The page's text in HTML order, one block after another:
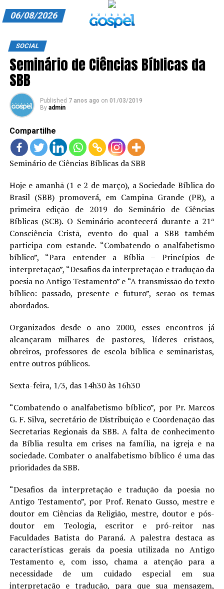
ANUNCIE CONOSCO
ASSINE
CARRINHO
ENTREVISTAS
EXPEDIENTE
FINALIZAR COMPRA
HOME
LANÇAMENTOS
06/08/2026
SOCIAL
Seminário de Ciências Bíblicas da
SBB
Published 7 anos ago on 01/03/2019
By admin
Compartilhe
Seminário de Ciências Bíblicas da SBB
Hoje e amanhã (1 e 2 de março), a Sociedade Bíblica do
Brasil (SBB) promoverá, em Campina Grande (PB), a
primeira edição de 2019 do Seminário de Ciências
Bíblicas (SCB). O Seminário acontecerá durante a 21ª
Consciência Cristã, evento do qual a SBB também
participa com estande. “Combatendo o analfabetismo
bíblico”, “Para entender a Bíblia – Princípios de
interpretação”, “Desafios da interpretação e tradução da
poesia no Antigo Testamento” e “A transmissão do texto
bíblico: passado, presente e futuro”, serão os temas
abordados.
Organizados desde o ano 2000, esses encontros já
alcançaram milhares de pastores, líderes cristãos,
obreiros, professores de escola bíblica e seminaristas,
entre outros públicos.
Sexta-feira, 1/3, das 14h30 às 16h30
“Combatendo o analfabetismo bíblico”, por Pr. Marcos
G. F. Silva, secretário de Distribuição e Coordenação das
Secretarias Regionais da SBB. A falta de conhecimento
da Bíblia resulta em crises na família, na igreja e na
sociedade. Combater o analfabetismo bíblico é uma das
prioridades da SBB.
“Desafios da interpretação e tradução da poesia no
Antigo Testamento”, por Prof. Renato Gusso, mestre e
doutor em Ciências da Religião, mestre, doutor e pós-
doutor em Teologia, escritor e pró-reitor nas
Faculdades Batista do Paraná. A palestra destaca as
características gerais da poesia utilizada no Antigo
Testamento e, com isso, chama a atenção para a
necessidade de um cuidado especial em sua
interpretação e tradução, para que sua mensagem,